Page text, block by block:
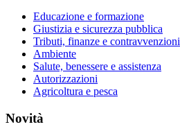
Educazione e formazione
Giustizia e sicurezza pubblica
Tributi, finanze e contravvenzioni
Ambiente
Salute, benessere e assistenza
Autorizzazioni
Agricoltura e pesca
Novità